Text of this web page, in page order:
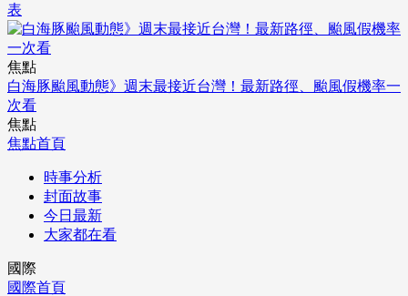
表
焦點
白海豚颱風動態》週末最接近台灣！最新路徑、颱風假機率一
次看
焦點
焦點首頁
時事分析
封面故事
今日最新
大家都在看
國際
國際首頁